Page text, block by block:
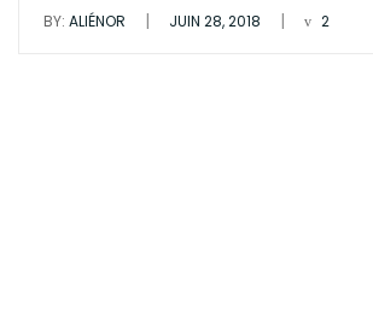
BY: ALIÉNOR | JUIN 28, 2018 | 2